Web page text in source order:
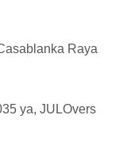
Raya
ya, JULOvers